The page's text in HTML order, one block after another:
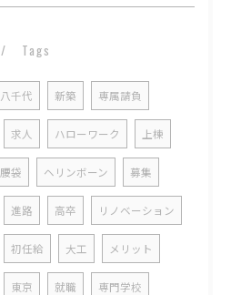
Tags
八千代 新築 専属請負
求人 ハローワーク 上棟
腰袋 ヘリンボーン 募集
進路 高卒 リノベーション
初任給 大工 メリット
東京 就職 専門学校